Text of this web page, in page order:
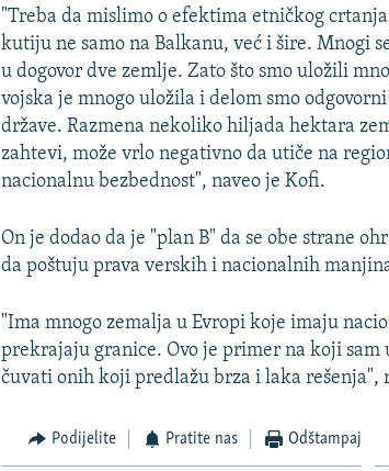
"Treba da mislimo o efektima etničkog
kutiju ne samo na Balkanu, već i šire. Mnogi
u dogovor dve zemlje. Zato što smo uložili
vojska je mnogo uložila i delom smo
države. Razmena nekoliko hiljada hektara
zahtevi, može vrlo negativno da utiče na
nacionalnu bezbednost", naveo je Kofi.
On je dodao da je "plan B" da se obe strane
da poštuju prava verskih i nacionalnih
"Ima mnogo zemalja u Evropi koje imaju
prekrajaju granice. Ovo je primer na koji sam
čuvati onih koji predlažu brza i laka rešenja",
Podijelite Pratite nas Odštampaj